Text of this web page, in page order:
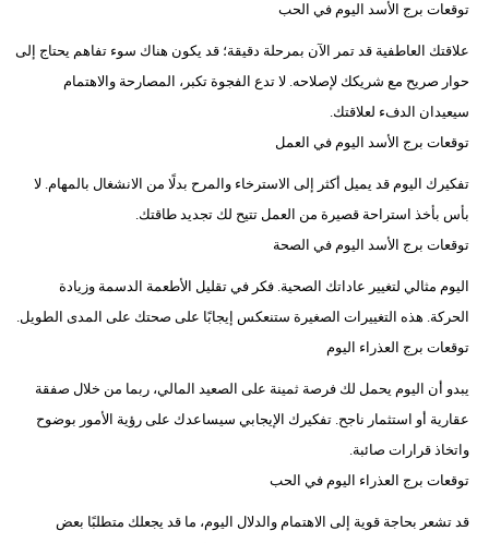
توقعات برج الأسد اليوم في الحب
علاقتك العاطفية قد تمر الآن بمرحلة دقيقة؛ قد يكون هناك سوء تفاهم يحتاج إلى
حوار صريح مع شريكك لإصلاحه. لا تدع الفجوة تكبر، المصارحة والاهتمام
سيعيدان الدفء لعلاقتك.
توقعات برج الأسد اليوم في العمل
تفكيرك اليوم قد يميل أكثر إلى الاسترخاء والمرح بدلًا من الانشغال بالمهام. لا
بأس بأخذ استراحة قصيرة من العمل تتيح لك تجديد طاقتك.
توقعات برج الأسد اليوم في الصحة
اليوم مثالي لتغيير عاداتك الصحية. فكر في تقليل الأطعمة الدسمة وزيادة
الحركة. هذه التغييرات الصغيرة ستنعكس إيجابًا على صحتك على المدى الطويل.
توقعات برج العذراء اليوم
يبدو أن اليوم يحمل لك فرصة ثمينة على الصعيد المالي، ربما من خلال صفقة
عقارية أو استثمار ناجح. تفكيرك الإيجابي سيساعدك على رؤية الأمور بوضوح
واتخاذ قرارات صائبة.
توقعات برج العذراء اليوم في الحب
قد تشعر بحاجة قوية إلى الاهتمام والدلال اليوم، ما قد يجعلك متطلبًا بعض